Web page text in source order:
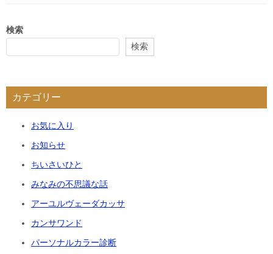
検索
検索
カテゴリー
お気に入り
お知らせ
ちいさいひと
みなみの不思議な話
アーユルヴェーダカッサ
カンサワンド
パーソナルカラー診断